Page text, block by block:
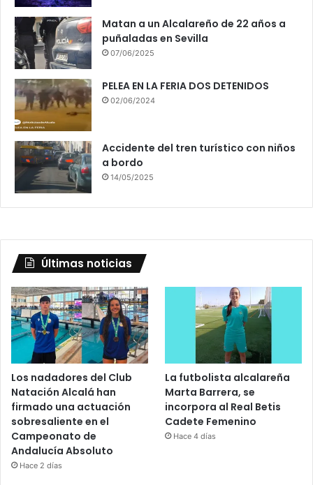
Matan a un Alcalareño de 22 años a
puñaladas en Sevilla
07/06/2025
PELEA EN LA FERIA DOS DETENIDOS
02/06/2024
Accidente del tren turístico con niños
a bordo
14/05/2025
Últimas noticias
Los nadadores del Club
Natación Alcalá han
firmado una actuación
sobresaliente en el
Campeonato de
Andalucía Absoluto
Hace 2 días
La futbolista alcalareña
Marta Barrera, se
incorpora al Real Betis
Cadete Femenino
Hace 4 días